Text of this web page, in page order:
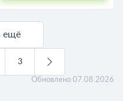
ещё
3
Обновлено 07.08.2026